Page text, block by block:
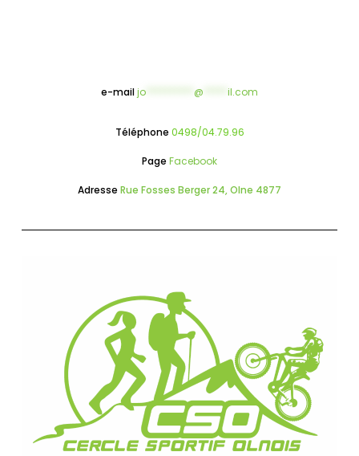
e-mailjo @ il.com
Téléphone 0498/04.79.96
Page Facebook
Adresse Rue Fosses Berger 24, Olne 4877